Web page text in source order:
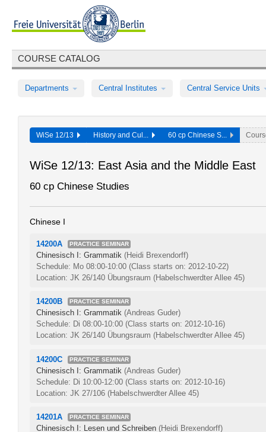
COURSE CATALOG
Departments Central Institutes Central Service Units
WiSe 12/13 History and Cul... 60 cp Chinese S...
WiSe 12/13: East Asia and the Middle East
60 cp Chinese Studies
Chinese I
14200A PRACTICE SEMINAR
Chinesisch I: Grammatik (Heidi Brexendorff)
Schedule: Mo 08:00-10:00 (Class starts on: 2012-10-22)
Location: JK 26/140 Übungsraum (Habelschwerdter Allee 45)
14200B PRACTICE SEMINAR
Chinesisch I: Grammatik (Andreas Guder)
Schedule: Di 08:00-10:00 (Class starts on: 2012-10-16)
Location: JK 26/140 Übungsraum (Habelschwerdter Allee 45)
14200C PRACTICE SEMINAR
Chinesisch I: Grammatik (Andreas Guder)
Schedule: Di 10:00-12:00 (Class starts on: 2012-10-16)
Location: JK 27/106 (Habelschwerdter Allee 45)
14201A PRACTICE SEMINAR
Chinesisch I: Lesen und Schreiben (Heidi Brexendorff)